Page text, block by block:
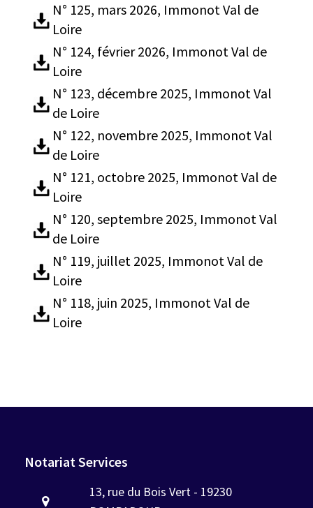
N° 125, mars 2026, Immonot Val de
Loire
N° 124, février 2026, Immonot Val de
Loire
N° 123, décembre 2025, Immonot Val
de Loire
N° 122, novembre 2025, Immonot Val
de Loire
N° 121, octobre 2025, Immonot Val de
Loire
N° 120, septembre 2025, Immonot Val
de Loire
N° 119, juillet 2025, Immonot Val de
Loire
N° 118, juin 2025, Immonot Val de
Loire
Notariat Services
13, rue du Bois Vert - 19230